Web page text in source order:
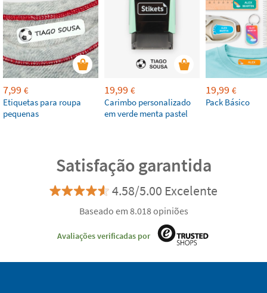
7,99 €
Etiquetas para roupa
pequenas
19,99 €
Carimbo personalizado
em verde menta pastel
19,99 €
Pack Básico
Satisfação garantida
4.58/5.00 Excelente
Baseado em 8.018 opiniões
Avaliações verificadas por